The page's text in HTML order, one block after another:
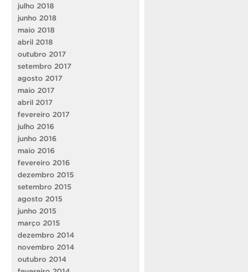
julho 2018
junho 2018
maio 2018
abril 2018
outubro 2017
setembro 2017
agosto 2017
maio 2017
abril 2017
fevereiro 2017
julho 2016
junho 2016
maio 2016
fevereiro 2016
dezembro 2015
setembro 2015
agosto 2015
junho 2015
março 2015
dezembro 2014
novembro 2014
outubro 2014